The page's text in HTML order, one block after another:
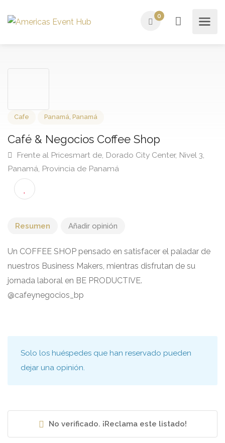
0
Café & Negocios Coffee Shop
Frente al Pricesmart de, Dorado City Center, Nivel 3,
Panamá, Provincia de Panamá
Resumen Añadir opinión
Un COFFEE SHOP pensado en satisfacer el paladar de
nuestros Business Makers, mientras disfrutan de su
jornada laboral en BE PRODUCTIVE.
@cafeynegocios_bp
Solo los huéspedes que han reservado pueden
dejar una opinión.
No verificado. ¡Reclama este listado!